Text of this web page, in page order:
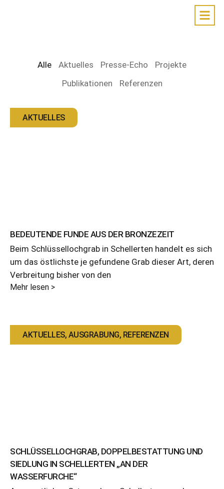
Aktuelles Presse-Echo
Projekte
Publikationen
Referenzen
Alle
AKTUELLES
BEDEUTENDE FUNDE AUS DER BRONZEZEIT
Beim Schlüssellochgrab in Schellerten handelt es sich
um das östlichste je gefundene Grab dieser Art, deren
Verbreitung bisher von den
Mehr lesen >
AKTUELLES, AUSGRABUNG, REFERENZEN
SCHLÜSSELLOCHGRAB, DOPPELBESTATTUNG UND
SIEDLUNG IN SCHELLERTEN „AN DER
WASSERFURCHE“